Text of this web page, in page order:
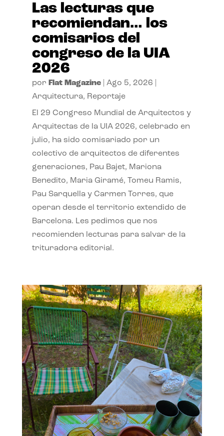
Las lecturas que
recomiendan… los
comisarios del
congreso de la UIA
2026
por Flat Magazine| Ago 5, 2026
Arquitectura, Reportaje
El 29 Congreso Mundial de Arquitectos y
Arquitectas de la UIA 2026, celebrado en
julio, ha sido comisariado por un
colectivo de arquitectos de diferentes
generaciones, Pau Bajet, Mariona
Benedito, Maria Giramé, Tomeu Ramis,
Pau Sarquella y Carmen Torres, que
operan desde el territorio extendido de
Barcelona. Les pedimos que nos
recomienden lecturas para salvar de la
trituradora editorial.